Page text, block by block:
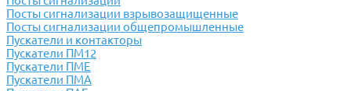
Посты сигнализации взрывозащищенные
Посты сигнализации общепромышленные
Пускатели и контакторы
Пускатели ПМ12
Пускатели ПМЕ
Пускатели ПМА